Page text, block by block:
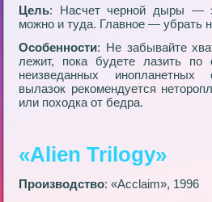
Цель: Насчет черной дыры —
можно и туда. Главное — убрать
Особенности: Не забывайте
лежит, пока будете лазить по
неизведанных
вылазок рекомендуется
или походка от бедра.
«Alien Trilogy»
Производство: «Acclaim», 1996